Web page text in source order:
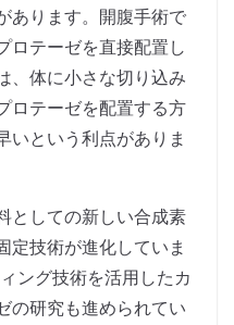
あります。開腹手術で
ロテーゼを直接配置し
、体に小さな切り込み
ロテーゼを配置する方
いという利点がありま
としての新しい合成素
定技術が進化していま
ング技術を活用したカ
の研究も進められてい